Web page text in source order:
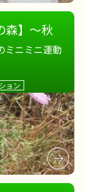
森】～秋
ミニミニ運動
で、あったか
した。 スポ
！ 手作りチ
ョン